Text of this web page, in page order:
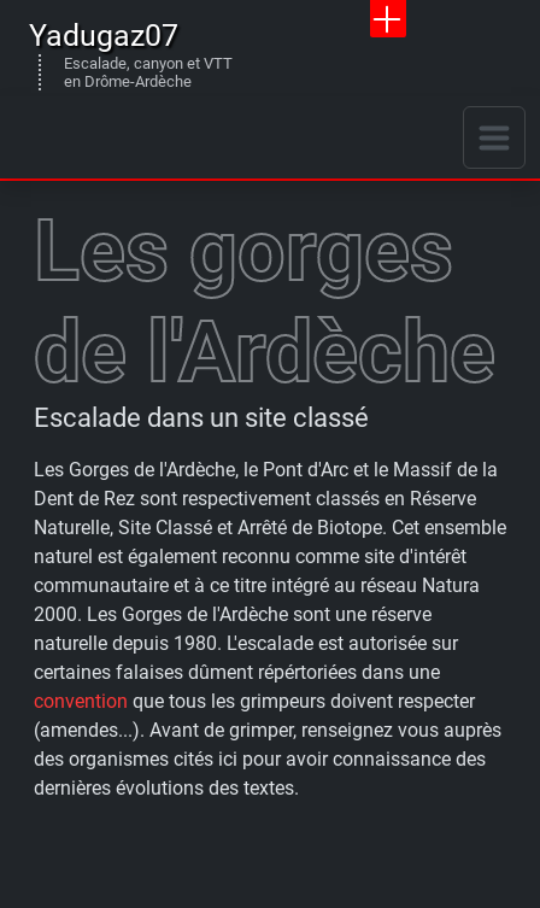
Yadugaz07
Escalade, canyon et VTT
en Drôme-Ardèche
Les gorges
de l'Ardèche
Escalade dans un site classé
Les Gorges de l'Ardèche, le Pont d'Arc et le Massif de la
Dent de Rez sont respectivement classés en Réserve
Naturelle, Site Classé et Arrêté de Biotope. Cet ensemble
naturel est également reconnu comme site d'intérêt
communautaire et à ce titre intégré au réseau Natura
2000. Les Gorges de l'Ardèche sont une réserve
naturelle depuis 1980. L'escalade est autorisée sur
certaines falaises dûment répértoriées dans une
convention que tous les grimpeurs doivent respecter
(amendes...). Avant de grimper, renseignez vous auprès
des organismes cités ici pour avoir connaissance des
dernières évolutions des textes.